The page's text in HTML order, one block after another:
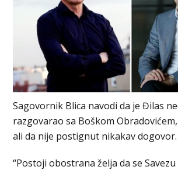
Sagovornik Blica navodi da je Đilas
razgovarao sa Boškom
ali da nije postignut nikakav dogovor.
“Postoji obostrana želja da se